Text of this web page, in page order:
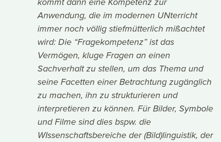
kommt dann eine Kompetenz zur
Anwendung, die im modernen UNterricht
immer noch völlig stiefmütterlich mißachtet
wird: Die “Fragekompetenz” ist das
Vermögen, kluge Fragen an einen
Sachverhalt zu stellen, um das Thema und
seine Facetten einer Betrachtung zugänglich
zu machen, ihn zu strukturieren und
interpretieren zu können. Für Bilder, Symbole
und Filme sind dies bspw. die
WIssenschaftsbereiche der (Bild)linguistik, der